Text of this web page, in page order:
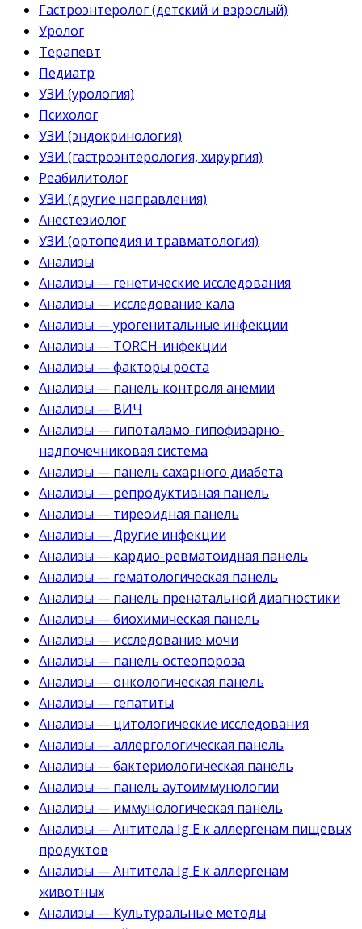
Гастроэнтеролог (детский и взрослый)
Уролог
Терапевт
Педиатр
УЗИ (урология)
Психолог
УЗИ (эндокринология)
УЗИ (гастроэнтерология, хирургия)
Реабилитолог
УЗИ (другие направления)
Анестезиолог
УЗИ (ортопедия и травматология)
Анализы
Анализы — генетические исследования
Анализы — исследование кала
Анализы — урогенитальные инфекции
Анализы — TORCH-инфекции
Анализы — факторы роста
Анализы — панель контроля анемии
Анализы — ВИЧ
Анализы — гипоталамо-гипофизарно-
надпочечниковая система
Анализы — панель сахарного диабета
Анализы — репродуктивная панель
Анализы — тиреоидная панель
Анализы — Другие инфекции
Анализы — кардио-ревматоидная панель
Анализы — гематологическая панель
Анализы — панель пренатальной диагностики
Анализы — биохимическая панель
Анализы — исследование мочи
Анализы — панель остеопороза
Анализы — онкологическая панель
Анализы — гепатиты
Анализы — цитологические исследования
Анализы — аллергологическая панель
Анализы — бактериологическая панель
Анализы — панель аутоиммунологии
Анализы — иммунологическая панель
Анализы — Антитела Ig E к аллергенам пищевых
продуктов
Анализы — Антитела Ig E к аллергенам
животных
Анализы — Культуральные методы